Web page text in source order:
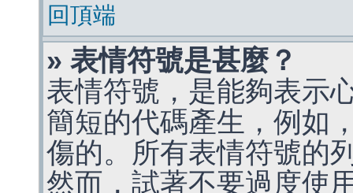
回頂端
» 表情符號是甚麼？
表情符號，是能夠表示
簡短的代碼產生，例如
傷的。所有表情符號的
然而，試著不要過度使